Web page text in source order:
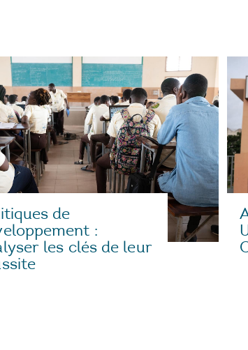
de
:
les clés de leur